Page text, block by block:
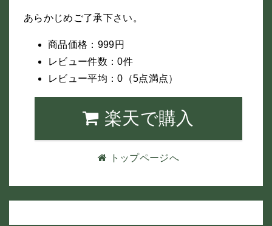
あらかじめご了承下さい。
商品価格：999円
レビュー件数：0件
レビュー平均：0（5点満点）
楽天で購入
トップページへ